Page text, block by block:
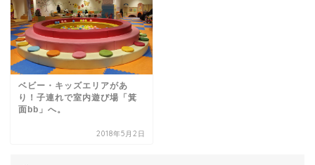
ベビー・キッズエリアがあ
り！子連れで室内遊び場「箕
面bb」へ。
2018年5月2日